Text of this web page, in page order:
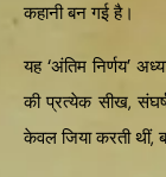
कहानी बन गई है।
यह ‘अंतिम निर्णय’
की प्रत्येक सीख,
केवल जिया करती थीं,